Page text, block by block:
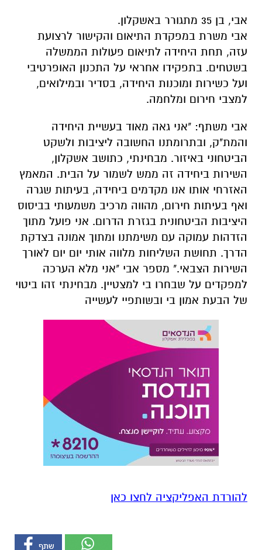
אבי, בן 35 מתגורר באשקלון.
אבי משרת במפקדת התיאום והקישור לרצועת
עזה, תחת היחידה לתיאום פעולות הממשלה
בשטחים. בתפקידו אחראי על התכנון האופרטיבי
ועל כשירות ומוכנות היחידה, בסדיר ובמילואים,
למצבי חירום ומלחמה.
אבי משתף: "אני גאה מאוד בעשיית היחידה
והמת"ק, ובתרומתנו החשובה ליציבות ולשקט
הביטחוני באיזור. מבחינתי, כתושב אשקלון,
השירות ביחידה זה ממש לשמור על הבית. המאמץ
האזרחי אותו אנו מקדמים ביחידה, בעיתות שגרה
ואף בעיתות חירום, מהווה מרכיב משמעותי בביסוס
היציבות הביטחונית בגזרת הדרום. אני פועל מתוך
הזדהות עמוקה עם משימתנו ומתוך אמונה בצדקת
הדרך. תחושת השליחות מלווה אותי יום יום לאורך
השירות הצבאי." מספר אבי "אני מלא הערכה
למפקדים על שבחרו בי למצטיין. מבחינתי זהו ביטוי
של הבעת אמון בי ובשותפיי לעשייה
להורדת האפליקציה לחצו כאן